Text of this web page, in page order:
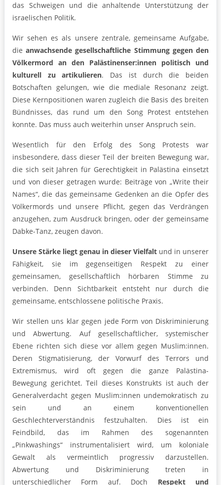
das Schweigen und die anhaltende Unterstützung der
israelischen Politik.
Wir sehen es als unsere zentrale, gemeinsame Aufgabe,
die anwachsende gesellschaftliche Stimmung gegen den
Völkermord an den Palästinenser:innen politisch und
kulturell zu artikulieren. Das ist durch die beiden
Botschaften gelungen, wie die mediale Resonanz zeigt.
Diese Kernpositionen waren zugleich die Basis des breiten
Bündnisses, das rund um den Song Protest entstehen
konnte. Das muss auch weiterhin unser Anspruch sein.
Wesentlich für den Erfolg des Song Protests war
insbesondere, dass dieser Teil der breiten Bewegung war,
die sich seit Jahren für Gerechtigkeit in Palästina einsetzt
und von dieser getragen wurde: Beiträge von „Write their
Names“, die das gemeinsame Gedenken an die Opfer des
Völkermords und unsere Pflicht, gegen das Verdrängen
anzugehen, zum Ausdruck bringen, oder der gemeinsame
Dabke-Tanz, zeugen davon.
Unsere Stärke liegt genau in dieser Vielfalt und in unserer
Fähigkeit, sie im gegenseitigen Respekt zu einer
gemeinsamen, gesellschaftlich hörbaren Stimme zu
verbinden. Denn Sichtbarkeit entsteht nur durch die
gemeinsame, entschlossene politische Praxis.
Wir stellen uns klar gegen jede Form von Diskriminierung
und Abwertung. Auf gesellschaftlicher, systemischer
Ebene richten sich diese vor allem gegen Muslim:innen.
Deren Stigmatisierung, der Vorwurf des Terrors und
Extremismus, wird oft gegen die ganze Palästina-
Bewegung gerichtet. Teil dieses Konstrukts ist auch der
Generalverdacht gegen Muslim:innen undemokratisch zu
sein und an einem konventionellen
Geschlechterverständnis festzuhalten. Dies ist ein
Feindbild, das im Rahmen des sogenannten
„Pinkwashings“ instrumentalisiert wird, um koloniale
Gewalt als vermeintlich progressiv darzustellen.
Abwertung und Diskriminierung treten in
unterschiedlicher Form auf. Doch Respekt und